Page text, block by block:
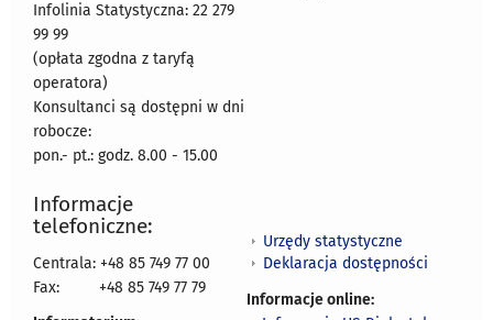
Infolinia Statystyczna: 22 279
99 99
(opłata zgodna z taryfą
operatora)
Konsultanci są dostępni w dni
robocze:
pon.- pt.: godz. 8.00 - 15.00
Informacje
telefoniczne:
Centrala: +48 85 749 77 00
Fax:
+48 85 749 77 79
Urzędy statystyczne
Deklaracja dostępności
Informacje online: